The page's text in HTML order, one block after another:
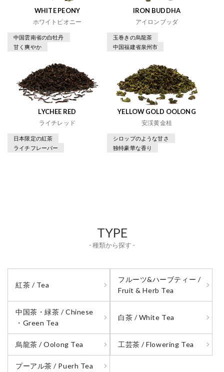
WHITE PEONY
ホワイトピオニー
中国雲南省の白牡丹
甘く爽やか
IRON BUDDHA
アイロンブッダ
玉巻きの烏龍茶
中国福建省泉州市
LYCHEE RED
ライチレッド
日本限定の紅茶
ライチフレーバー
YELLOW GOLD OOLONG
安渓黄金桂
シロップのような甘さ
独特豪華な香り
TYPE
- 種類から探す -
紅茶 / Tea
フルーツ&ハーブティー /
Fruit & Herb Tea
中国茶・緑茶 / Chinese
・Green Tea
白茶 / White Tea
烏龍茶 / Oolong Tea 工芸茶 / Flowering Tea
プーアル茶 / Puerh Tea